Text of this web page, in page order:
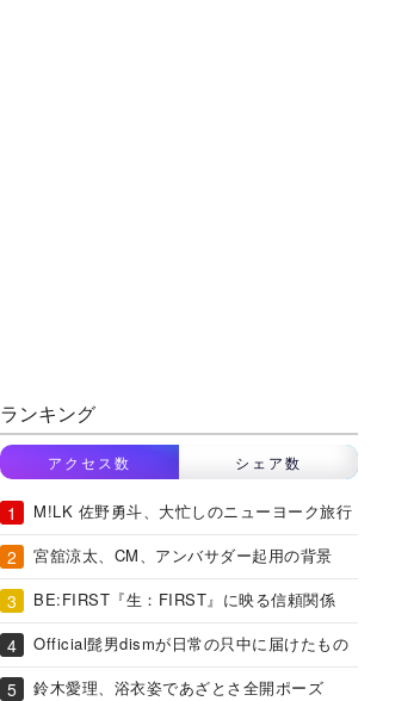
ランキング
アクセス数 シェア数
M!LK 佐野勇斗、大忙しのニューヨーク旅行
宮舘涼太、CM、アンバサダー起用の背景
BE:FIRST『生：FIRST』に映る信頼関係
Official髭男dismが日常の只中に届けたもの
鈴木愛理、浴衣姿であざとさ全開ポーズ